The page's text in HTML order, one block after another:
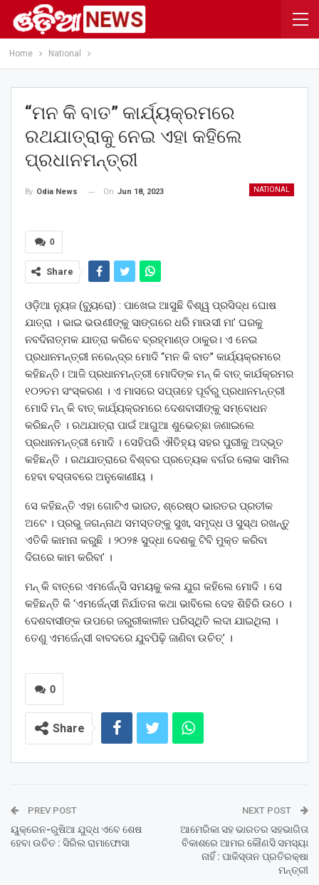
Home National
“ମନ କି ବାତ” କାର୍ଯ୍ୟକ୍ରମରେ
ରଥଯାତ୍ରାକୁ ନେଇ ଏହା କହିଲେ
ପ୍ରଧାନମନ୍ତ୍ରୀ
NATIONAL
By Odia News On Jun 18, 2023
0
Share
ଓଡ଼ିଆ ନ୍ୟୁଜ (ବ୍ୟୁ୍ରୋ) : ପାଖେଇ ଆସୁଛି ବିଶ୍ୱ ପ୍ରସିଦ୍ଧ ଘୋଷ
ଯାତ୍ରା । ଭାଇ ଭଉଣୀଙ୍କୁ ସାଙ୍ଗରେ ଧରି ମାଉସୀ ମା’ ଘରକୁ
ନବଦିନାତ୍ମକ ଯାତ୍ରା କରିବେ ବ୍ରହ୍ମାଣ୍ଡ ଠାକୁର। ଏ ନେଇ
ପ୍ରଧାନମନ୍ତ୍ରୀ ନରେନ୍ଦ୍ର ମୋଦି “ମନ କି ବାତ” କାର୍ଯ୍ୟକ୍ରମରେ
କହିଛନ୍ତି। ଆଜି ପ୍ରଧାନମନ୍ତ୍ରୀ ମୋଦିଙ୍କ ମନ୍ କି ବାତ୍ କାର୍ଯକ୍ରମର
୧୦୨ତମ ସଂସ୍କରଣ । ଏ ମାସରେ ସପ୍ତାହେ ପୂର୍ବରୁ ପ୍ରଧାନମନ୍ତ୍ରୀ
ମୋଦି ମନ୍‌ କି ବାତ୍‌ କାର୍ଯ୍ୟକ୍ରମରେ ଦେଶବାସୀଙ୍କୁ ସମ୍ବୋଧନ
କରିଛନ୍ତି । ରଥଯାତ୍ରା ପାଇଁ ଆଗୁଆ ଶୁଭେଚ୍ଛା ଜଣାଇଲେ
ପ୍ରଧାନମନ୍ତ୍ରୀ ମୋଦି । ସେହିପରି ଐତିହ୍ୟ ସହର ପୁରୀକୁ ଅଦ୍ଭୂତ
କହିଛନ୍ତି । ରଥଯାତ୍ରାରେ ବିଶ୍ବର ପ୍ରତ୍ୟେକ ବର୍ଗର ଲୋକ ସାମିଲ
ହେବା ବସ୍ତାବରେ ଅନୁକୋଣୀୟ ।
ସେ କହିଛନ୍ତି ଏହା ଗୋଟିଏ ଭାରତ, ଶ୍ରେଷ୍ଠ ଭାରତର ପ୍ରତୀକ
ଅଟେ । ପ୍ରଭୁ ଜଗନ୍ନାଥ ସମସ୍ତଙ୍କୁ ସୁଖ, ସମୃଦ୍ଧ ଓ ସୁସ୍ଥ ରଖନ୍ତୁ
ଏତିକି କାମନା କରୁଛି । ୨୦୨୫ ସୁଦ୍ଧା ଦେଶକୁ ଟିବି ମୁକ୍ତ କରିବା
ଦିଗରେ କାମ କରିବା’ ।
ମନ୍‌ କି ବାତ୍‌ରେ ଏମର୍ଜେନ୍ସି ସମୟକୁ କଳା ଯୁଗ କହିଲେ ମୋଦି । ସେ
କହିଛନ୍ତି କି ‘ଏମର୍ଜେନ୍ସୀ ନିର୍ଯାତନା କଥା ଭାବିଲେ ଦେହ ଶିହିରି ଉଠେ ।
ଦେଶବାସୀଙ୍କ ଉପରେ ଜରୁରୀକାଳୀନ ପରିସ୍ଥିତି ଲଦା ଯାଇଥିଲା ।
ତେଣୁ ଏମର୍ଜେନ୍ସୀ ବାବଦରେ ଯୁବପିଢ଼ି ଜାଣିବା ଉଚିତ୍’ ।
0
Share
PREV POST
ୟୁକ୍ରେନ-ରୁଷିଆ ଯୁଦ୍ଧ ଏବେ ଶେଷ
ହେବା ଉଚିତ : ସିରିଲ ରାମାଫୋସା
NEXT POST
ଆମେରିକା ସହ ଭାରତର ସହଭାଗିତା
ବିକାଶରେ ଆମର କୌଣସି ସମସ୍ୟା
ନାହିଁ : ପାକିସ୍ତାନ ପ୍ରତିରକ୍ଷା
ମନ୍ତ୍ରୀ